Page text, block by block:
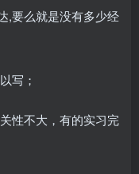
,要么就是没有多少经
写；
性不大，有的实习完